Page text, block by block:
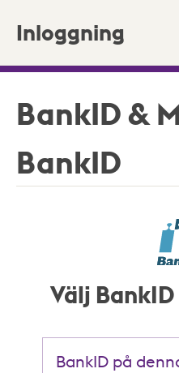
Inloggning
BankID &
BankID
Välj
BankID på